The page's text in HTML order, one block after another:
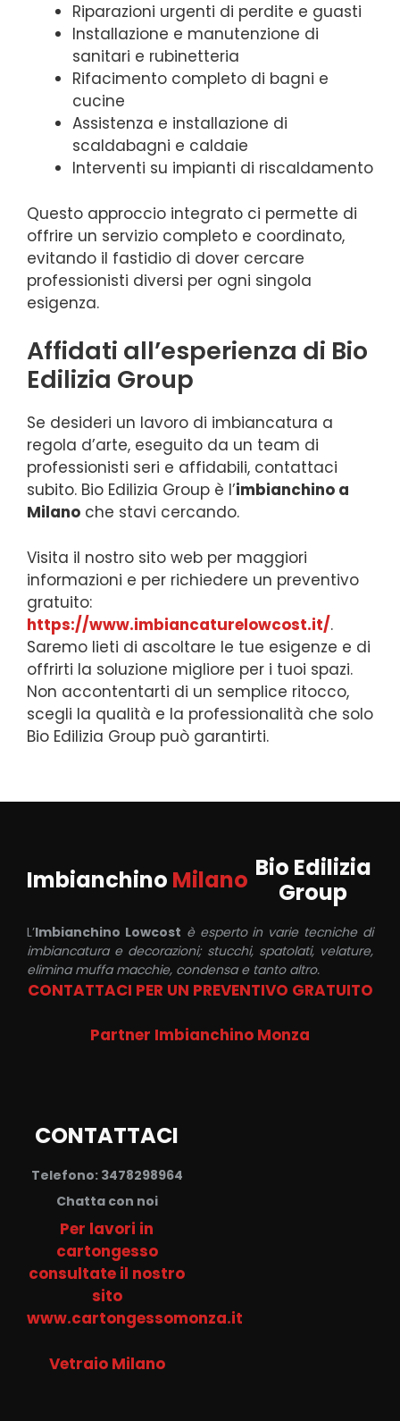
Riparazioni urgenti di perdite e guasti
Installazione e manutenzione di
sanitari e rubinetteria
Rifacimento completo di bagni e
cucine
Assistenza e installazione di
scaldabagni e caldaie
Interventi su impianti di riscaldamento
Questo approccio integrato ci permette di
offrire un servizio completo e coordinato,
evitando il fastidio di dover cercare
professionisti diversi per ogni singola
esigenza.
Affidati all’esperienza di Bio
Edilizia Group
Se desideri un lavoro di imbiancatura a
regola d’arte, eseguito da un team di
professionisti seri e affidabili, contattaci
subito. Bio Edilizia Group è l’imbianchino a
Milano che stavi cercando.
Visita il nostro sito web per maggiori
informazioni e per richiedere un preventivo
gratuito:
https://www.imbiancaturelowcost.it/.
Saremo lieti di ascoltare le tue esigenze e di
offrirti la soluzione migliore per i tuoi spazi.
Non accontentarti di un semplice ritocco,
scegli la qualità e la professionalità che solo
Bio Edilizia Group può garantirti.
Imbianchino Milano Bio Edilizia
Group
L’Imbianchino Lowcost è esperto in varie tecniche di
imbiancatura e decorazioni; stucchi, spatolati, velature,
elimina muffa macchie, condensa e tanto altro.
CONTATTACI PER UN PREVENTIVO GRATUITO
Partner Imbianchino Monza
CONTATTACI
Telefono: 3478298964
Chatta con noi
Per lavori in
cartongesso
consultate il nostro
sito
www.cartongessomonza.it
Vetraio Milano